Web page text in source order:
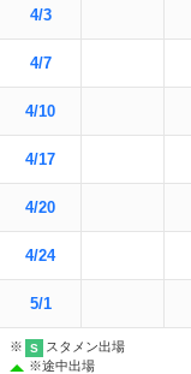
4/3
4/7
4/10
4/17
4/20
4/24
5/1
※ S
スタメン出場
※途中出場